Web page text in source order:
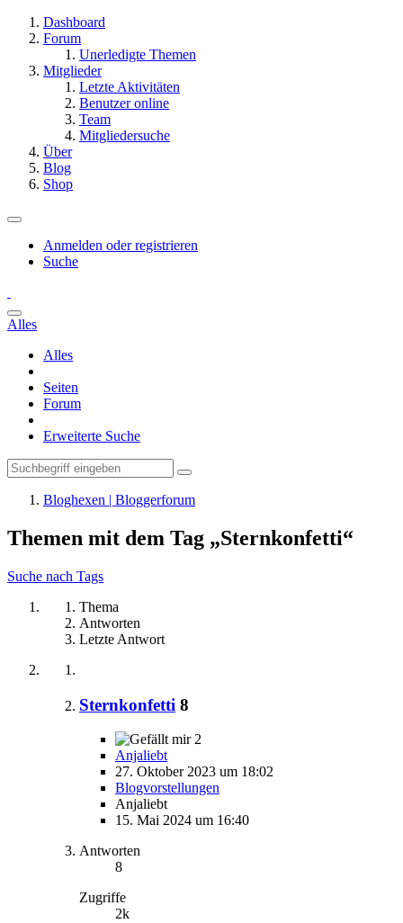
Dashboard
Forum
Unerledigte Themen
Mitglieder
Letzte Aktivitäten
Benutzer online
Team
Mitgliedersuche
Über
Blog
Shop
Anmelden oder registrieren
Suche
Alles
Alles
Seiten
Forum
Erweiterte Suche
Bloghexen | Bloggerforum
Themen mit dem Tag „Sternkonfetti“
Suche nach Tags
Thema
Antworten
Letzte Antwort
Sternkonfetti 8
2
Anjaliebt
27. Oktober 2023 um 18:02
Blogvorstellungen
Anjaliebt
15. Mai 2024 um 16:40
Antworten
8
Zugriffe
2k